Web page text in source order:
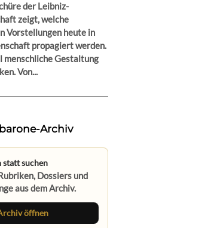
der Leibniz-
zeigt, welche
Vorstellungen heute in
propagiert werden.
menschliche Gestaltung
Von...
Archiv
statt suchen
Dossiers und
aus dem Archiv.
öffnen